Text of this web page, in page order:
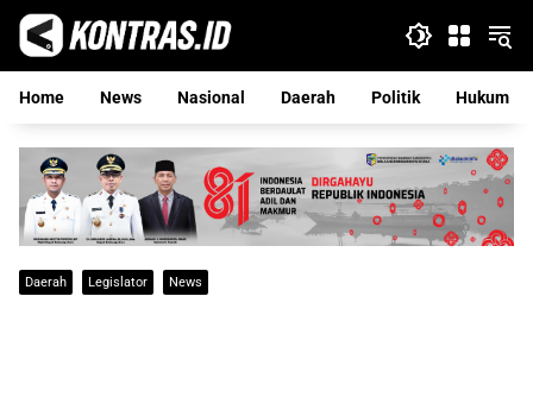
Langsung
konten
Home
News Nasional Daerah Politik Hukum
Daerah Legislator News